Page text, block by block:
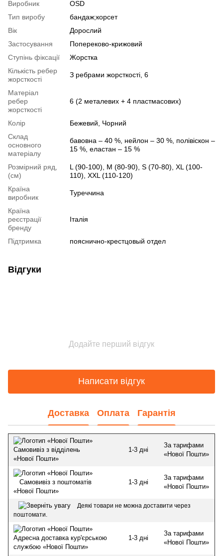
Виробник
OSD
Тип виробу
бандаж;корсет
Вік
Дорослий
Застосування
Попереково-крижовий
Ступінь фіксації
Жорстка
Кількість ребер
жорсткості
З ребрами жорсткості, 6
Матеріал
ребер
жорсткості
6 (2 металевих + 4 пластмасових)
Колір
Бежевий, Чорний
Склад
основного
матеріалу
бавовна – 40 %, нейлон – 30 %, полівіскон –
15 %, еластан – 15 %
Розмірний ряд,
(см)
L (90-100), M (80-90), S (70-80), XL (100-
110), XXL (110-120)
Країна
виробник
Туреччина
Країна
реєстрації
бренду
Італія
Підтримка пояснично-крестцовый отдел
Відгуки
Додайте перший відгук
Написати відгук
Доставка Оплата Гарантія
Самовивіз з відділень
«Нової Пошти»
1-3 дні
За тарифами
«Нової Пошти»
Самовивіз з поштоматів
«Нової Пошти»
1-3 дні
За тарифами
«Нової Пошти»
Деякі товари не можна доставити через
поштомати.
Адресна доставка кур'єрською
службою «Нової Пошти»
1-3 дні
За тарифами
«Нової Пошти»